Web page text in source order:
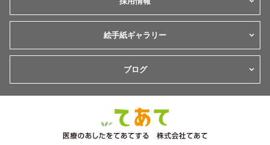
絵手紙ギャラリー
ブログ